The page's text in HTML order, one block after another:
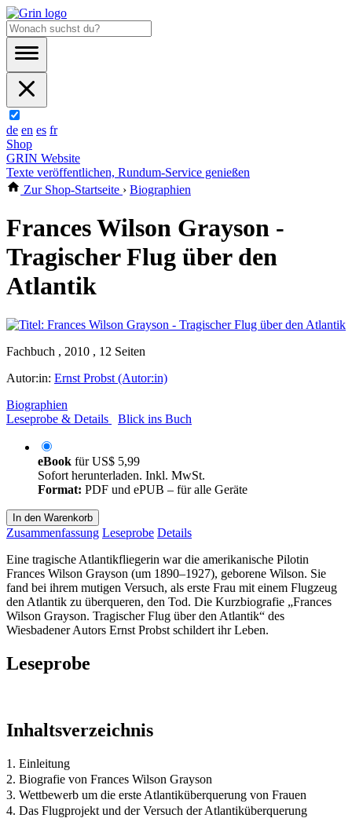
de en es fr
Shop
GRIN Website
Texte veröffentlichen, Rundum-Service genießen
Zur Shop-Startseite › Biographien
Frances Wilson Grayson -
Tragischer Flug über den
Atlantik
Fachbuch , 2010 , 12 Seiten
Autor:in: Ernst Probst (Autor:in)
Biographien
Leseprobe & Details
Blick ins Buch
eBook fürUS$ 5,99
Sofort herunterladen. Inkl. MwSt.
Format: PDF und ePUB – für alle Geräte
In den Warenkorb
Zusammenfassung Leseprobe Details
Eine tragische Atlantikfliegerin war die amerikanische Pilotin
Frances Wilson Grayson (um 1890–1927), geborene Wilson. Sie
fand bei ihrem mutigen Versuch, als erste Frau mit einem Flugzeug
den Atlantik zu überqueren, den Tod. Die Kurzbiografie „Frances
Wilson Grayson. Tragischer Flug über den Atlantik“ des
Wiesbadener Autors Ernst Probst schildert ihr Leben.
Leseprobe
Inhaltsverzeichnis
1. Einleitung
2. Biografie von Frances Wilson Grayson
3. Wettbewerb um die erste Atlantiküberquerung von Frauen
4. Das Flugprojekt und der Versuch der Atlantiküberquerung